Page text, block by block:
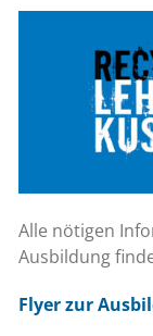
Alle nötigen
Ausbildung
Flyer zur